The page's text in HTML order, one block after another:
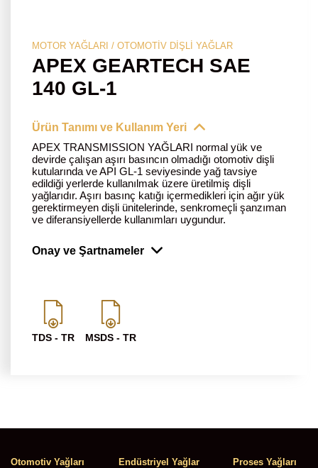
MOTOR YAĞLARI / OTOMOTIV DIŞLI YAĞLAR
APEX GEARTECH SAE
140 GL-1
Ürün Tanımı ve Kullanım Yeri
APEX TRANSMISSION YAĞLARI normal yük ve
devirde çalışan aşırı basıncın olmadığı otomotiv dişli
kutularında ve API GL-1 seviyesinde yağ tavsiye
edildiği yerlerde kullanılmak üzere üretilmiş dişli
yağlarıdır. Aşırı basınç katığı içermedikleri için ağır yük
gerektirmeyen dişli ünitelerinde, senkromeçli şanzıman
ve diferansiyellerde kullanımları uygundur.
Onay ve Şartnameler
TDS - TR MSDS - TR
Otomotiv Yağları Endüstriyel Yağlar Proses Yağları